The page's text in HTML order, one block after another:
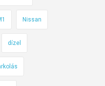
Nissan
dízel